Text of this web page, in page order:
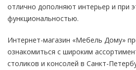
отлично дополняют интерьер и при
функциональностью.
Интернет-магазин «Мебель Дому»
ознакомиться с широким
столиков и консолей в Санкт-